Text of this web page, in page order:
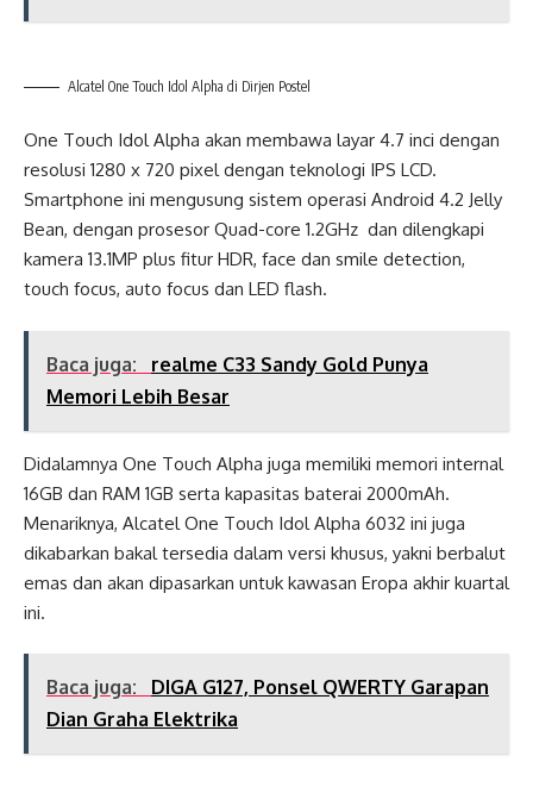
Alcatel One Touch Idol Alpha di Dirjen Postel
One Touch Idol Alpha akan membawa layar 4.7 inci dengan
resolusi 1280 x 720 pixel dengan teknologi IPS LCD.
Smartphone ini mengusung sistem operasi Android 4.2 Jelly
Bean, dengan prosesor Quad-core 1.2GHz dan dilengkapi
kamera 13.1MP plus fitur HDR, face dan smile detection,
touch focus, auto focus dan LED flash.
Baca juga:
realme C33 Sandy Gold Punya
Memori Lebih Besar
Didalamnya One Touch Alpha juga memiliki memori internal
16GB dan RAM 1GB serta kapasitas baterai 2000mAh.
Menariknya, Alcatel One Touch Idol Alpha 6032 ini juga
dikabarkan bakal tersedia dalam versi khusus, yakni berbalut
emas dan akan dipasarkan untuk kawasan Eropa akhir kuartal
ini.
Baca juga:
DIGA G127, Ponsel QWERTY Garapan
Dian Graha Elektrika